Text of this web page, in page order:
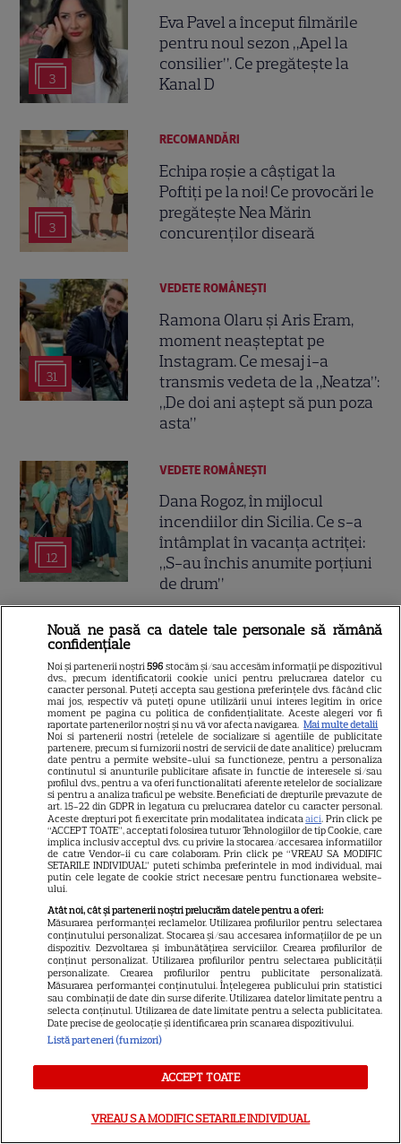
3
Eva Pavel a început filmările
pentru noul sezon „Apel la
consilier”. Ce pregătește la
Kanal D
3
RECOMANDĂRI
Echipa roșie a câștigat la
Poftiți pe la noi! Ce provocări le
pregătește Nea Mărin
concurenților diseară
31
VEDETE ROMÂNEŞTI
Ramona Olaru și Aris Eram,
moment neașteptat pe
Instagram. Ce mesaj i-a
transmis vedeta de la „Neatza”:
„De doi ani aștept să pun poza
asta”
12
VEDETE ROMÂNEŞTI
Dana Rogoz, în mijlocul
incendiilor din Sicilia. Ce s-a
întâmplat în vacanța actriței:
„S-au închis anumite porțiuni
de drum”
Exclusiv
12
VEDETE ROMÂNEŞTI
Iuliana Pepene, despre viața la
ora 3 dimineața: „Nu este
întotdeauna ușor”. Ce sacrificii
face prezentatoarea
Observator 6 | EXCLUSIV
4
VEDETE STRĂINE
Moment neașteptat la
MasterChef Australia: Prințul
Harry a sunat-o pe Meghan
Markle în direct, iar reacția ei a
devenit virală
VEDETE STRĂINE
Prințul Harry ar putea fi cazat
la Palatul Buckingham la
următoarea vizită. Regele
Charles i-ar fi făcut o nouă
ofertă
VEDETE ROMÂNEŞTI
Nouă ne pasă ca datele tale personale să rămână
confidențiale
Noi și partenerii noștri596 stocăm și/sau accesăm informații pe dispozitivul
dvs., precum identificatorii cookie unici pentru prelucrarea datelor cu
caracter personal. Puteți accepta sau gestiona preferințele dvs. făcând clic
mai jos, respectiv vă puteți opune utilizării unui interes legitim în orice
moment pe pagina cu politica de confidențialitate. Aceste alegeri vor fi
raportate partenerilor noștri și nu vă vor afecta navigarea. Mai multe detalii
Noi si partenerii nostri (retelele de socializare si agentiile de publicitate
partenere, precum si furnizorii nostri de servicii de date analitice) prelucram
date pentru a permite website-ului sa functioneze, pentru a personaliza
continutul si anunturile publicitare afisate in functie de interesele si/sau
profilul dvs., pentru a va oferi functionalitati aferente retelelor de socializare
si pentru a analiza traficul pe website. Beneficiati de drepturile prevazute de
art. 15-22 din GDPR in legatura cu prelucrarea datelor cu caracter personal.
Aceste drepturi pot fi exercitate prin modalitatea indicataaici. Prin click pe
“ACCEPT TOATE”, acceptati folosirea tuturor Tehnologiilor de tip Cookie, care
implica inclusiv acceptul dvs. cu privire la stocarea/accesarea informatiilor
de catre Vendor-ii cu care colaboram. Prin click pe “VREAU SA MODIFIC
SETARILE INDIVIDUAL” puteti schimba preferintele in mod individual, mai
putin cele legate de cookie strict necesare pentru functionarea website-
ului.
Atât noi, cât și partenerii noștri prelucrăm datele pentru a oferi:
Măsurarea performanței reclamelor. Utilizarea profilurilor pentru selectarea
conținutului personalizat. Stocarea și/sau accesarea informațiilor de pe un
dispozitiv. Dezvoltarea și îmbunătățirea serviciilor. Crearea profilurilor de
conținut personalizat. Utilizarea profilurilor pentru selectarea publicității
personalizate. Crearea profilurilor pentru publicitate personalizată.
Măsurarea performanței conținutului. Înțelegerea publicului prin statistici
sau combinații de date din surse diferite. Utilizarea datelor limitate pentru a
selecta conținutul. Utilizarea de date limitate pentru a selecta publicitatea.
Date precise de geolocație și identificarea prin scanarea dispozitivului.
Listă parteneri (furnizori)
ACCEPT TOATE
VREAU SA MODIFIC SETARILE INDIVIDUAL